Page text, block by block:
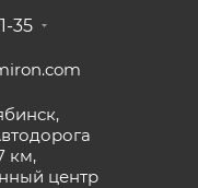
35
км,
центр